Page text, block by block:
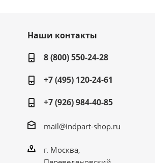
Наши контакты
8 (800) 550-24-28
+7 (495) 120-24-61
+7 (926) 984-40-85
mail@indpart-shop.ru
г. Москва,